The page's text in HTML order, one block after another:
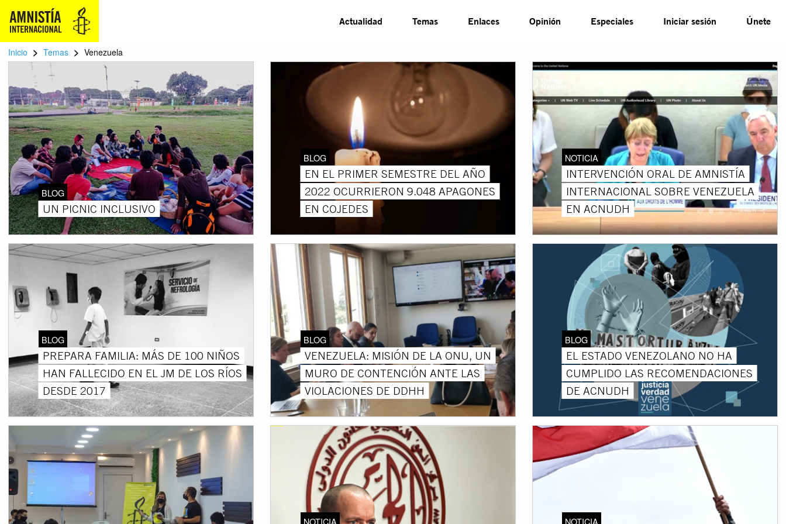
Actualidad Temas Enlaces Opinión Especiales Iniciar sesión Únete
Inicio > Temas > Venezuela
BLOG
UN PICNIC INCLUSIVO
BLOG
EN EL PRIMER SEMESTRE DEL AÑO
2022 OCURRIERON 9.048 APAGONES
EN COJEDES
NOTICIA
INTERVENCIÓN ORAL DE AMNISTÍA
INTERNACIONAL SOBRE VENEZUELA
EN ACNUDH
BLOG
PREPARA FAMILIA: MÁS DE 100 NIÑOS
HAN FALLECIDO EN EL JM DE LOS RÍOS
DESDE 2017
BLOG
VENEZUELA: MISIÓN DE LA ONU, UN
MURO DE CONTENCIÓN ANTE LAS
VIOLACIONES DE DDHH
BLOG
EL ESTADO VENEZOLANO NO HA
CUMPLIDO LAS RECOMENDACIONES
DE ACNUDH
NOTICIA NOTICIA